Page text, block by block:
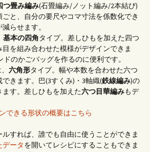
つ畳み編み(石畳編み/ノット編み/2本結び)
と、自分の要尺やコマ寸法を係数化でき
らせます。
基本の四角タイプ。差しひもを加えた四つ
を組み合わせた模様がデザインできま
ドのかごバッグを作るのに便利です。
六角形タイプ。幅や本数を合わせた六つ
きます。巴(3すくみ)・3軸織(鉄線編み)の
す。差しひもを加えた六つ目華編みもデ
できる形状の概要はこちら
すれば、誰でも自由に使うことができま
ータを開いてレシピにすることもできま